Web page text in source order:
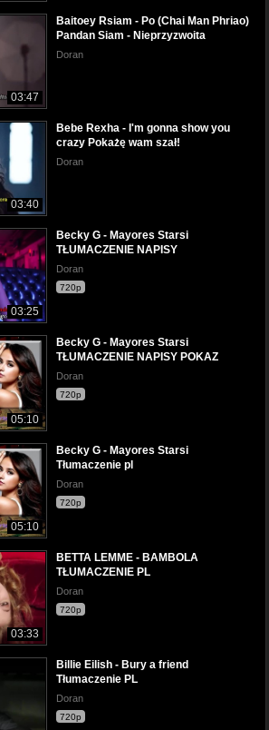
03:47
Baitoey Rsiam - Po (Chai Man Phriao)
Pandan Siam - Nieprzyzwoita
Doran
03:40
Bebe Rexha - I'm gonna show you
crazy Pokażę wam szał!
Doran
03:25
Becky G - Mayores Starsi
TŁUMACZENIE NAPISY
Doran
720p
05:10
Becky G - Mayores Starsi
TŁUMACZENIE NAPISY POKAZ
Doran
720p
05:10
Becky G - Mayores Starsi
Tłumaczenie pl
Doran
720p
03:33
BETTA LEMME - BAMBOLA
TŁUMACZENIE PL
Doran
720p
Billie Eilish - Bury a friend
Tłumaczenie PL
Doran
720p